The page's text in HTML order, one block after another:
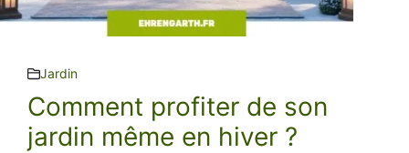
Jardin
Comment profiter de son
jardin même en hiver ?